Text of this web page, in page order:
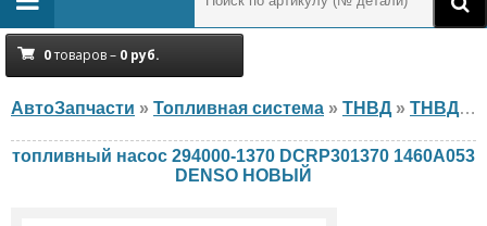
0товаров – 0 руб.
АвтоЗапчасти » Топливная система » ТНВД » ТНВД DENSO
топливный насос 294000-1370 DCRP301370 1460A053
DENSO НОВЫЙ